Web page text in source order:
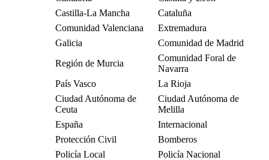
Castilla-La Mancha
Cataluña
Comunidad Valenciana
Extremadura
Galicia
Comunidad de Madrid
Región de Murcia
Comunidad Foral de
Navarra
País Vasco
La Rioja
Ciudad Autónoma de
Ceuta
Ciudad Autónoma de
Melilla
España
Internacional
Protección Civil
Bomberos
Policía Local
Policía Nacional